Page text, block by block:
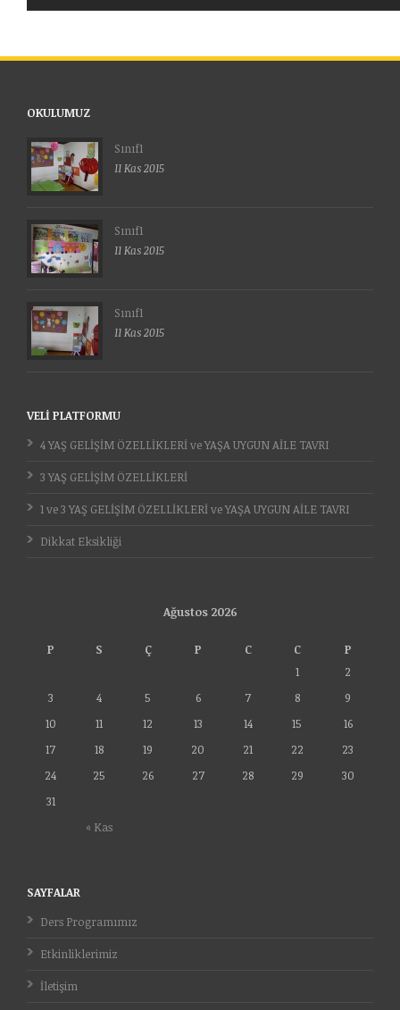
OKULUMUZ
Sınıf1
11 Kas 2015
Sınıf1
11 Kas 2015
Sınıf1
11 Kas 2015
VELI PLATFORMU
4 YAŞ GELİŞİM ÖZELLİKLERİ ve YAŞA UYGUN AİLE TAVRI
3 YAŞ GELİŞİM ÖZELLİKLERİ
1 ve 3 YAŞ GELİŞİM ÖZELLİKLERİ ve YAŞA UYGUN AİLE TAVRI
Dikkat Eksikliği
Ağustos 2026
P S Ç P C C P
« Kas
1
2
3
4 5 6 7 8
9
10
11 12 13 14 15
16
17
18 19 20 21 22
23
24
25 26 27 28 29
30
31
SAYFALAR
Ders Programımız
Etkinliklerimiz
İletişim